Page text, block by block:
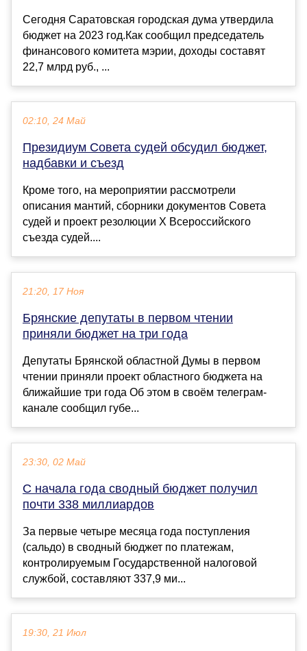
Сегодня Саратовская городская дума утвердила
бюджет на 2023 год.Как сообщил председатель
финансового комитета мэрии, доходы составят
22,7 млрд руб., ...
02:10, 24 Май
Президиум Совета судей обсудил бюджет,
надбавки и съезд
Кроме того, на мероприятии рассмотрели
описания мантий, сборники документов Совета
судей и проект резолюции X Всероссийского
съезда судей....
21:20, 17 Ноя
Брянские депутаты в первом чтении
приняли бюджет на три года
Депутаты Брянской областной Думы в первом
чтении приняли проект областного бюджета на
ближайшие три года Об этом в своём телеграм-
канале сообщил губе...
23:30, 02 Май
С начала года сводный бюджет получил
почти 338 миллиардов
За первые четыре месяца года поступления
(сальдо) в сводный бюджет по платежам,
контролируемым Государственной налоговой
службой, составляют 337,9 ми...
19:30, 21 Июл